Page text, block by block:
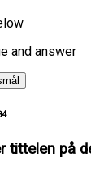
and answer
tittelen på